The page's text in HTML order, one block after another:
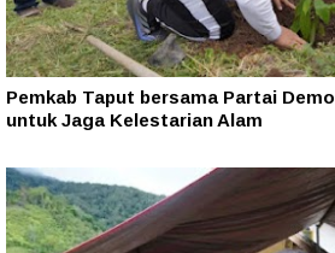
Pemkab Taput bersama Partai
untuk Jaga Kelestarian Alam